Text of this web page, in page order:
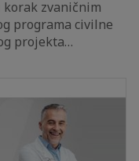
zvaničnim
programa civilne
projekta…